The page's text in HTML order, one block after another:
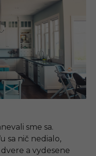
sme sa.
sa nič nedialo,
a vydesene